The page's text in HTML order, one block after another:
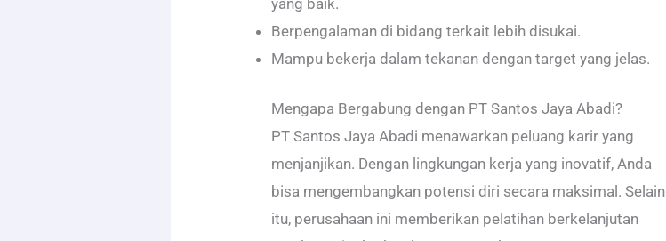
Berpengalaman di bidang terkait lebih disukai.
Mampu bekerja dalam tekanan dengan target yang jelas.
Mengapa Bergabung dengan PT Santos Jaya Abadi?
PT Santos Jaya Abadi menawarkan peluang karir yang
menjanjikan. Dengan lingkungan kerja yang inovatif, Anda
bisa mengembangkan potensi diri secara maksimal. Selain
itu, perusahaan ini memberikan pelatihan berkelanjutan